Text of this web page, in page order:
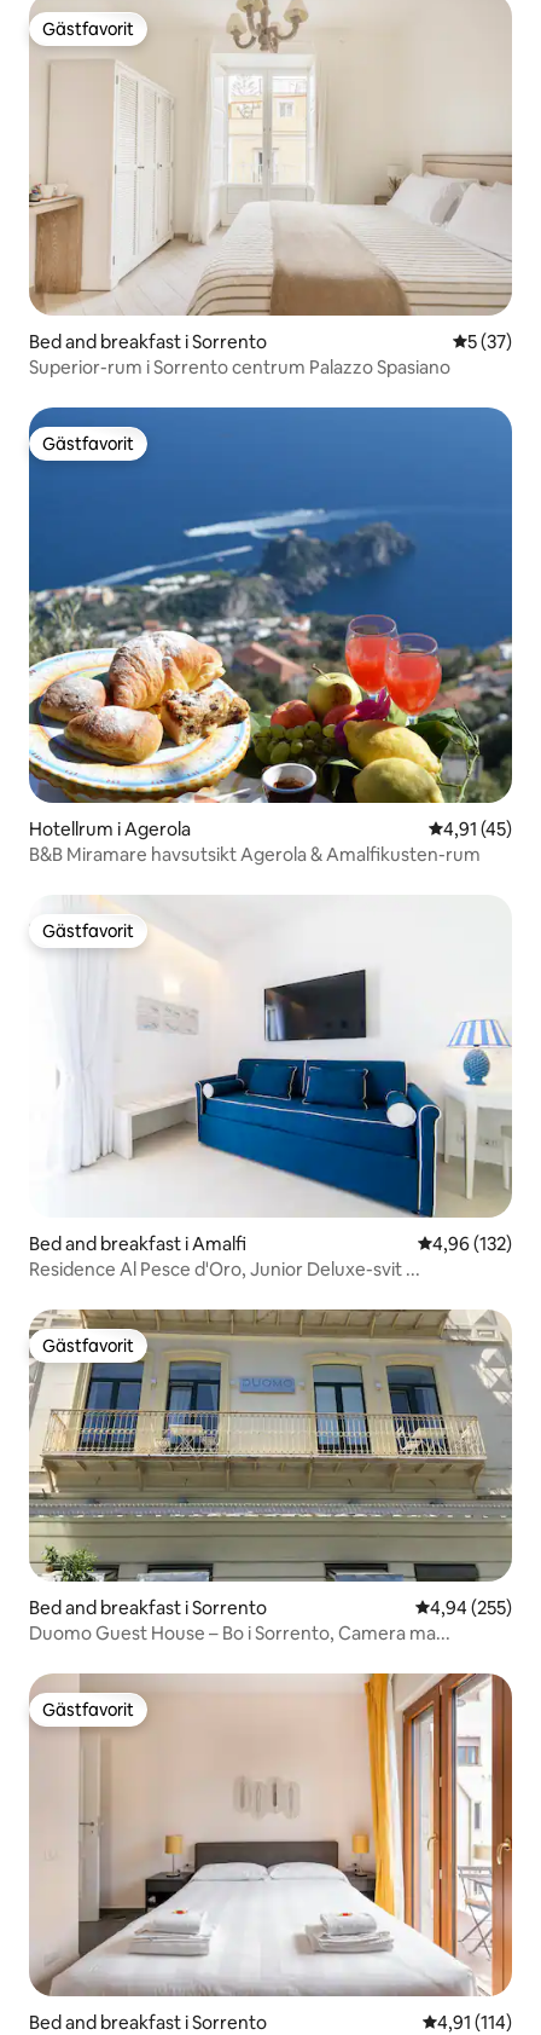
Gästfavorit
Gästfavorit
Bed and breakfast i Sorrento 5 av 5 i
5 (37)
Superior-rum i Sorrento centrum Palazzo Spasiano
Gästfavorit
Gästfavorit
Hotellrum i Agerola 4,91 av 5 i
4,91 (45)
B&B Miramare havsutsikt Agerola & Amalfikusten-rum
Gästfavorit
Gästfavorit
Bed and breakfast i Amalfi 4,96 av 5 i
4,96 (132)
Residence Al Pesce d'Oro, Junior Deluxe-svit ...
Gästfavorit
Gästfavorit
Bed and breakfast i Sorrento 4,94 av 5 i
4,94 (255)
Duomo Guest House – Bo i Sorrento, Camera ma...
Gästfavorit
Gästfavorit
Bed and breakfast i Sorrento 4,91 av 5 i
4,91 (114)